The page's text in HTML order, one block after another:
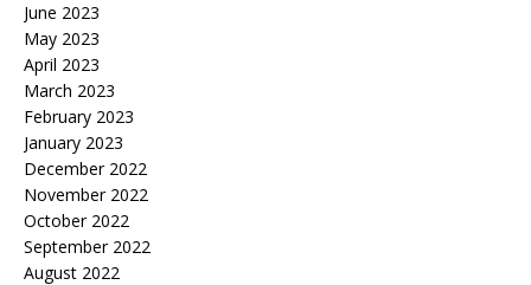
June 2023
May 2023
April 2023
March 2023
February 2023
January 2023
December 2022
November 2022
October 2022
September 2022
August 2022